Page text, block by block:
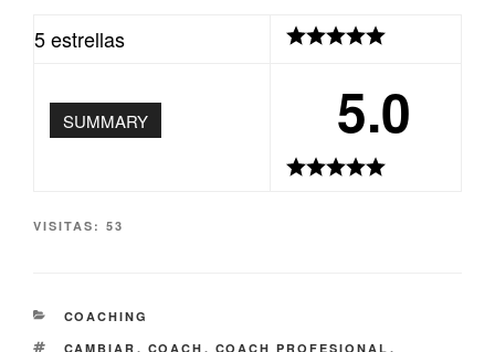
5 estrellas
SUMMARY 5.0
VISITAS: 53
COACHING
CAMBIAR , COACH , COACH PROFESIONAL ,